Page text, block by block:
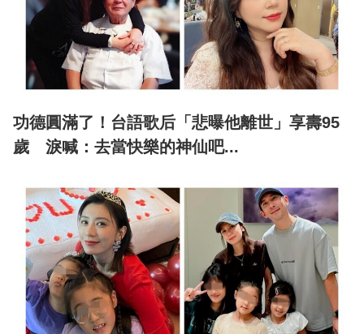
功德圓滿了！台語歌后「悲曝他離世」享壽95
歲 淚喊：去當快樂的神仙吧...